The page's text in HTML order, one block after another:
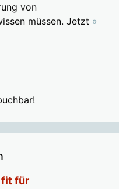
von
müssen. Jetzt »
fit für